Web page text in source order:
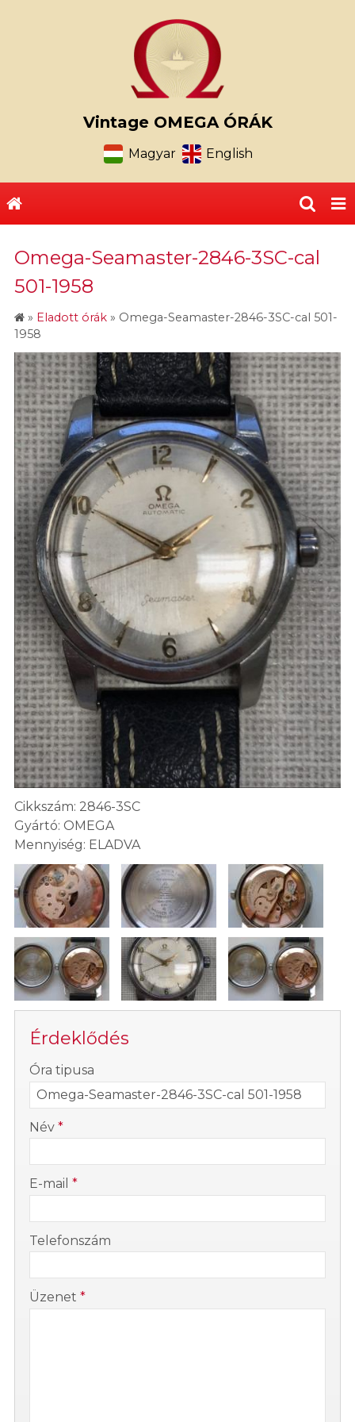
Vintage OMEGA ÓRÁK
Magyar English
Omega-Seamaster-2846-3SC-cal
501-1958
» Eladott órák » Omega-Seamaster-2846-3SC-cal 501-
1958
Cikkszám: 2846-3SC
Gyártó: OMEGA
Mennyiség: ELADVA
Érdeklődés
-
Óra tipusa
Név *
E-mail *
Telefonszám
Üzenet *